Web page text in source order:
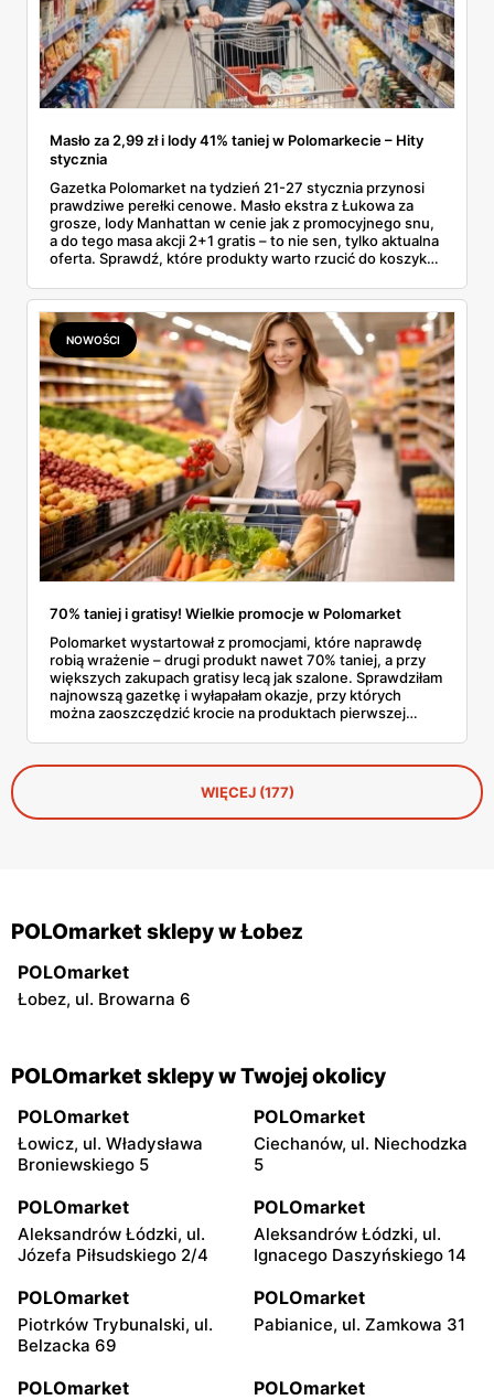
Masło za 2,99 zł i lody 41% taniej w Polomarkecie – Hity
stycznia
Gazetka Polomarket na tydzień 21-27 stycznia przynosi
prawdziwe perełki cenowe. Masło ekstra z Łukowa za
grosze, lody Manhattan w cenie jak z promocyjnego snu,
a do tego masa akcji 2+1 gratis – to nie sen, tylko aktualna
oferta. Sprawdź, które produkty warto rzucić do koszyka,
czekają).
NOWOŚCI
70% taniej i gratisy! Wielkie promocje w Polomarket
Polomarket wystartował z promocjami, które naprawdę
robią wrażenie – drugi produkt nawet 70% taniej, a przy
większych zakupach gratisy lecą jak szalone. Sprawdziłam
najnowszą gazetkę i wyłapałam okazje, przy których
można zaoszczędzić krocie na produktach pierwszej
2, słodycze z rabatem 70% na drugi produkt – to tylko
wierzchołek góry lodowej styczniowych promocji
wielopakowych, które pozwalają zrobić solidne zapasy za
ułamek standardowej ceny.WIĘCEJ (177)
POLOmarket sklepy w Łobez
POLOmarket
Łobez, ul. Browarna 6
POLOmarket sklepy w Twojej okolicy
POLOmarket
Łowicz, ul. Władysława
Broniewskiego 5
POLOmarket
Ciechanów, ul. Niechodzka
5
POLOmarket
Aleksandrów Łódzki, ul.
Józefa Piłsudskiego 2/4
POLOmarket
Aleksandrów Łódzki, ul.
Ignacego Daszyńskiego 14
POLOmarket
Piotrków Trybunalski, ul.
Belzacka 69
POLOmarket
Pabianice, ul. Zamkowa 31
POLOmarket POLOmarket